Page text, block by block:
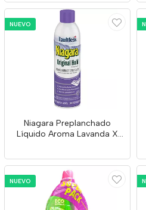
NUEVO
Niagara Preplanchado
Líquido Aroma Lavanda X
NUEVO